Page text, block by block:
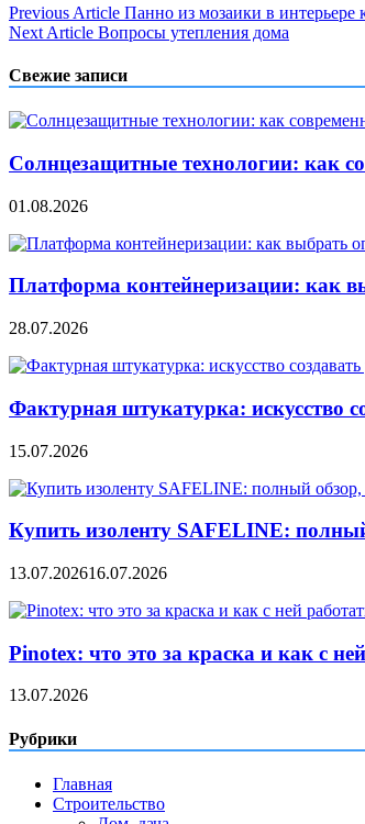
Навигация
по
записям
Previous Article Панно из мозаики в интерьере
Next Article Вопросы утепления дома
Свежие записи
Солнцезащитные технологии: как
01.08.2026
Платформа контейнеризации: как
28.07.2026
Фактурная штукатурка: искусство
15.07.2026
Купить изоленту SAFELINE:
13.07.202616.07.2026
Pinotex: что это за краска и как с
13.07.2026
Рубрики
Главная
Строительство